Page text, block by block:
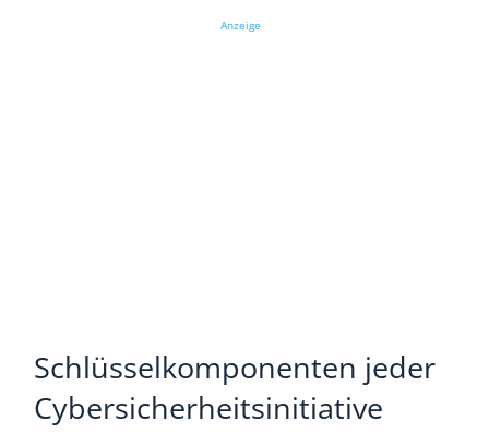
Anzeige
Schlüsselkomponenten jeder
Cybersicherheitsinitiative